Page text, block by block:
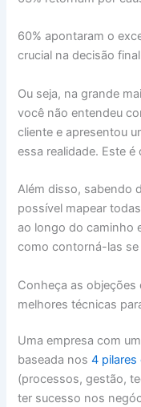
60% apontaram o
crucial na decisão
Ou seja, na grande
você não entendeu
cliente e apresentou
essa realidade. Este
Além disso, sabendo
possível mapear
ao longo do caminho
como contorná-las se
Conheça as objeções
melhores técnicas
Uma empresa com
baseada nos4 pilares
(processos, gestão,
ter sucesso nos